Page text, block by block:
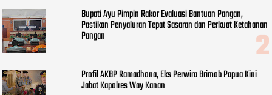
Bupati Ayu Pimpin Rakor Evaluasi Bantuan Pangan,
Pastikan Penyaluran Tepat Sasaran dan Perkuat Ketahanan
Pangan
Profil AKBP Ramadhona, Eks Perwira Brimob Papua Kini
Jabat Kapolres Way Kanan